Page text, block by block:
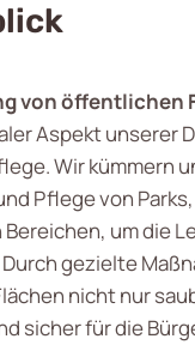
von öffentlichen
Aspekt unserer
Wir kümmern
Pflege von
um die
gezielte
nicht nur
sicher für die